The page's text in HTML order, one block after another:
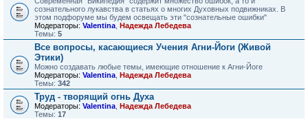
сознательного лукавства в статьях о многих Духовных подвижниках. В
этом подфоруме мы будем освещать эти "сознательные ошибки"
Модераторы: Valentina Надежда Лебедева
Темы: 5
Все вопросы, касающиеся Учения Агни-Йоги (Живой
Этики)
Можно создавать любые темы, имеющие отношение к Агни-Йоге
Модераторы: Valentina Надежда Лебедева
Темы: 342
Труд - творящий огнь Духа
Модераторы: Valentina Надежда Лебедева
Темы: 17